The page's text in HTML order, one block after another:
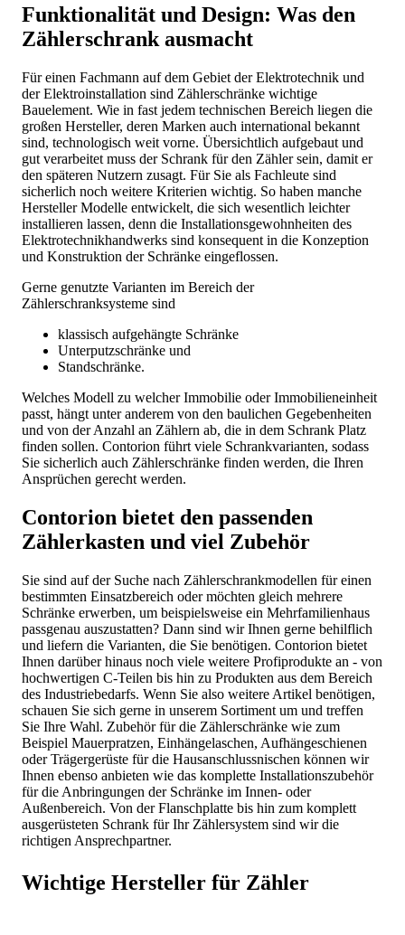
Funktionalität und Design: Was den
Zählerschrank ausmacht
Für einen Fachmann auf dem Gebiet der Elektrotechnik und
der Elektroinstallation sind Zählerschränke wichtige
Bauelement. Wie in fast jedem technischen Bereich liegen die
großen Hersteller, deren Marken auch international bekannt
sind, technologisch weit vorne. Übersichtlich aufgebaut und
gut verarbeitet muss der Schrank für den Zähler sein, damit er
den späteren Nutzern zusagt. Für Sie als Fachleute sind
sicherlich noch weitere Kriterien wichtig. So haben manche
Hersteller Modelle entwickelt, die sich wesentlich leichter
installieren lassen, denn die Installationsgewohnheiten des
Elektrotechnikhandwerks sind konsequent in die Konzeption
und Konstruktion der Schränke eingeflossen.
Gerne genutzte Varianten im Bereich der
Zählerschranksysteme sind
klassisch aufgehängte Schränke
Unterputzschränke und
Standschränke.
Welches Modell zu welcher Immobilie oder Immobilieneinheit
passt, hängt unter anderem von den baulichen Gegebenheiten
und von der Anzahl an Zählern ab, die in dem Schrank Platz
finden sollen. Contorion führt viele Schrankvarianten, sodass
Sie sicherlich auch Zählerschränke finden werden, die Ihren
Ansprüchen gerecht werden.
Contorion bietet den passenden
Zählerkasten und viel Zubehör
Sie sind auf der Suche nach Zählerschrankmodellen für einen
bestimmten Einsatzbereich oder möchten gleich mehrere
Schränke erwerben, um beispielsweise ein Mehrfamilienhaus
passgenau auszustatten? Dann sind wir Ihnen gerne behilflich
und liefern die Varianten, die Sie benötigen. Contorion bietet
Ihnen darüber hinaus noch viele weitere Profiprodukte an - von
hochwertigen C-Teilen bis hin zu Produkten aus dem Bereich
des Industriebedarfs. Wenn Sie also weitere Artikel benötigen,
schauen Sie sich gerne in unserem Sortiment um und treffen
Sie Ihre Wahl. Zubehör für die Zählerschränke wie zum
Beispiel Mauerpratzen, Einhängelaschen, Aufhängeschienen
oder Trägergerüste für die Hausanschlussnischen können wir
Ihnen ebenso anbieten wie das komplette Installationszubehör
für die Anbringungen der Schränke im Innen- oder
Außenbereich. Von der Flanschplatte bis hin zum komplett
ausgerüsteten Schrank für Ihr Zählersystem sind wir die
richtigen Ansprechpartner.
Wichtige Hersteller für Zähler